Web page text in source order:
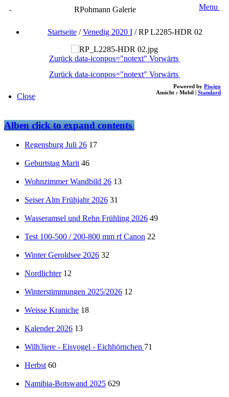
RPohmann Galerie Menu
Startseite/Venedig 2020 I/RP L2285-HDR 02
Zurück data-iconpos="notext" Vorwärts
Zurück data-iconpos="notext" Vorwärts
Powered by Piwigo
Ansicht : Mobil | Standard
Close
Albenclick to expand contents
Regensburg Juli 26 17
Geburtstag Marit 46
Wohnzimmer Wandbild 26 13
Seiser Alm Frühjahr 2026 31
Wasseramsel und Rehn Frühling 2026 49
Test 100-500 / 200-800 mm rf Canon 22
Winter Geroldsee 2026 32
Nordlichter 12
Winterstimmungen 2025/2026 12
Weisse Kraniche 18
Kalender 2026 13
Wilh3iere - Eisvogel - Eichhörnchen 71
Herbst 60
Namibia-Botswand 2025 629